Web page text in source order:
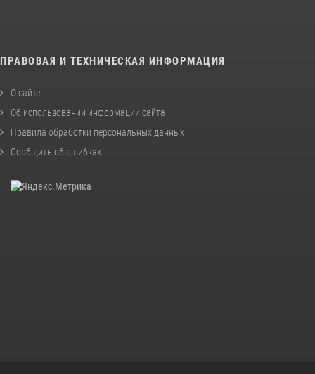
ПРАВОВАЯ И ТЕХНИЧЕСКАЯ ИНФОРМАЦИЯ
О сайте
Об использовании информации сайта
Правила обработки персональных данных
Сообщить об ошибках